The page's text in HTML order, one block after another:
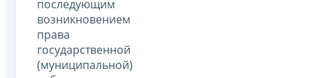
последующим
возникновением
права
государственной
(муниципальной)